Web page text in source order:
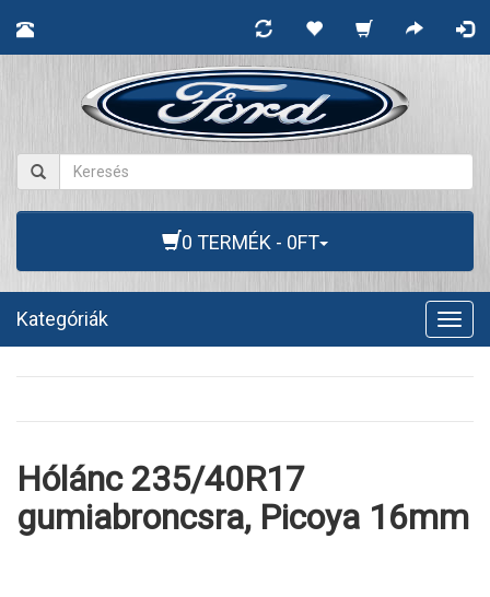
0 TERMÉK - 0FT
Kategóriák
Hólánc 235/40R17
gumiabroncsra, Picoya 16mm